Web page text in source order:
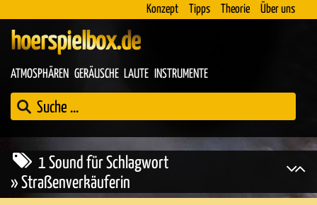
Konzept Tipps Theorie Über uns
hoerspielbox.de
ATMOSPHÄREN GERÄUSCHE LAUTE INSTRUMENTE
1 Sound für Schlagwort
» Straßenverkäuferin